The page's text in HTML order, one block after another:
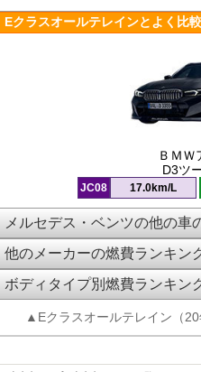
Eクラスオールテレインとよく比
ＢＭＷ
D3ツ
JC08 17.0km/L
メルセデス・ベンツの他の車
他のメーカーの燃費ランキン
ボディタイプ別燃費ランキン
▲Eクラスオールテレイン（